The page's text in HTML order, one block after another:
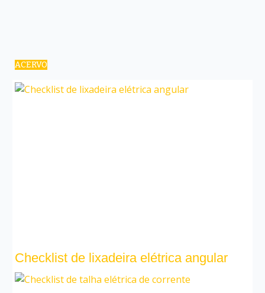
ACERVO
Checklist de lixadeira elétrica angular